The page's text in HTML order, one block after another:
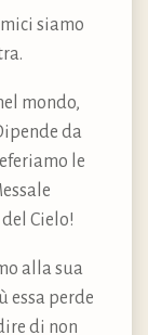
siamo
mondo,
da
le
Cielo!
alla sua
essa perde
di non